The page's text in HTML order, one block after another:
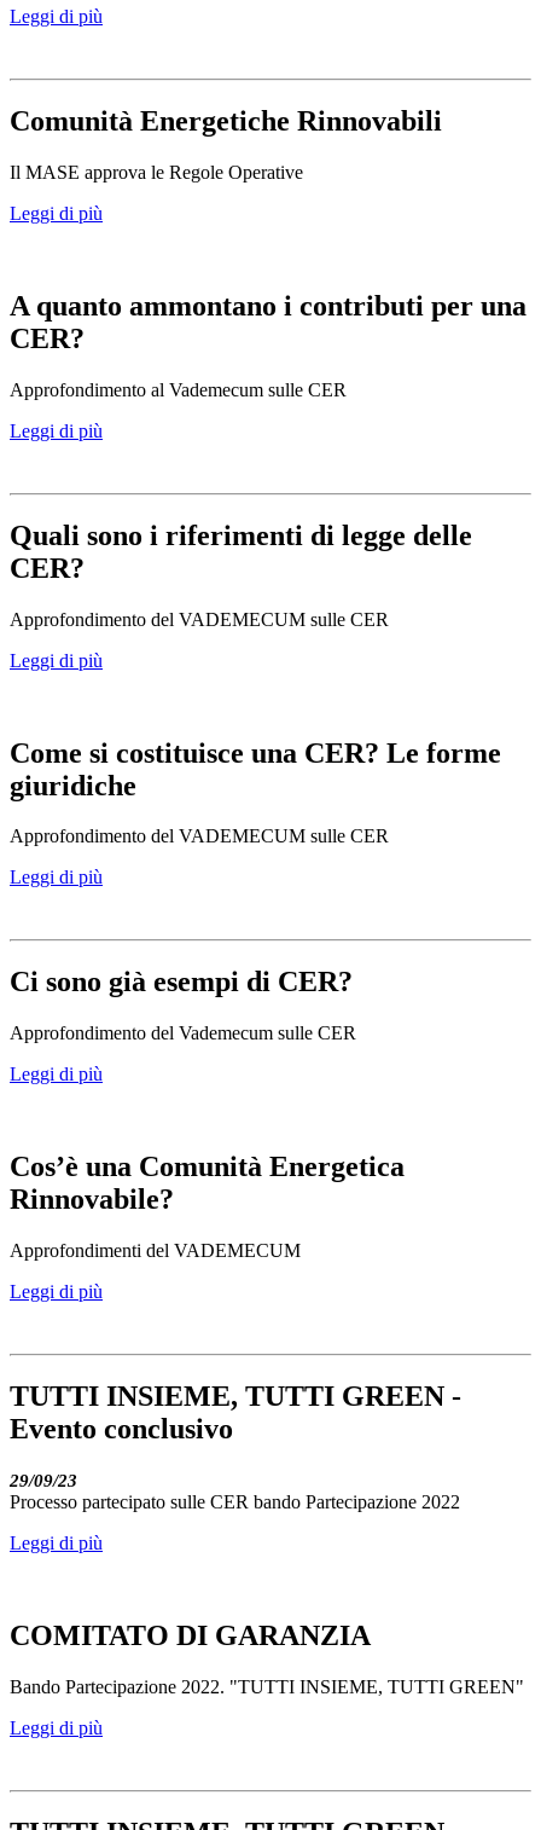
Leggi di più
Comunità Energetiche Rinnovabili
Il MASE approva le Regole Operative
Leggi di più
A quanto ammontano i contributi per una
CER?
Approfondimento al Vademecum sulle CER
Leggi di più
Quali sono i riferimenti di legge delle
CER?
Approfondimento del VADEMECUM sulle CER
Leggi di più
Come si costituisce una CER? Le forme
giuridiche
Approfondimento del VADEMECUM sulle CER
Leggi di più
Ci sono già esempi di CER?
Approfondimento del Vademecum sulle CER
Leggi di più
Cos’è una Comunità Energetica
Rinnovabile?
Approfondimenti del VADEMECUM
Leggi di più
TUTTI INSIEME, TUTTI GREEN -
Evento conclusivo
29/09/23
Processo partecipato sulle CER bando Partecipazione 2022
Leggi di più
COMITATO DI GARANZIA
Bando Partecipazione 2022. "TUTTI INSIEME, TUTTI GREEN"
Leggi di più